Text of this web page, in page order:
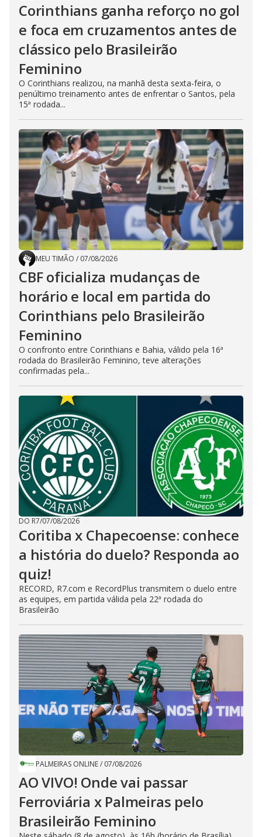
Corinthians ganha reforço no gol
e foca em cruzamentos antes de
clássico pelo Brasileirão
Feminino
O Corinthians realizou, na manhã desta sexta-feira, o
penúltimo treinamento antes de enfrentar o Santos, pela
15ª rodada...
MEU TIMÃO / 07/08/2026
CBF oficializa mudanças de
horário e local em partida do
Corinthians pelo Brasileirão
Feminino
O confronto entre Corinthians e Bahia, válido pela 16ª
rodada do Brasileirão Feminino, teve alterações
confirmadas pela...
DO R7/07/08/2026
Coritiba x Chapecoense: conhece
a história do duelo? Responda ao
quiz!
RECORD, R7.com e RecordPlus transmitem o duelo entre
as equipes, em partida válida pela 22ª rodada do
Brasileirão
PALMEIRAS ONLINE/ 07/08/2026
AO VIVO! Onde vai passar
Ferroviária x Palmeiras pelo
Brasileirão Feminino